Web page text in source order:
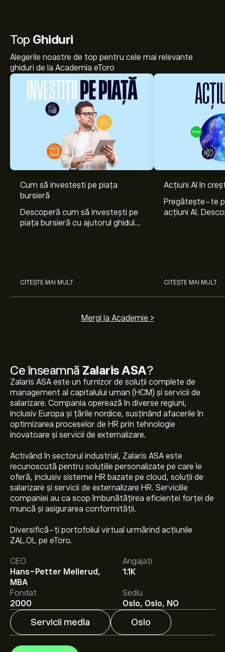
Ce înseamnă Zalaris ASA?
Zalaris ASA este un furnizor de soluții complete de
management al capitalului uman (HCM) și servicii de
salarizare. Compania operează în diverse regiuni,
inclusiv Europa și țările nordice, susținând afacerile în
optimizarea proceselor de HR prin tehnologie
inovatoare și servicii de externalizare.
Activând în sectorul industrial, Zalaris ASA este
recunoscută pentru soluțiile personalizate pe care le
oferă, inclusiv sisteme HR bazate pe cloud, soluții de
salarizare și servicii de externalizare HR. Serviciile
companiei au ca scop îmbunătățirea eficienței forței de
muncă și asigurarea conformității.
Diversifică-ți portofoliul virtual urmărind acțiunile
ZAL.OL pe eToro.
CEO
Hans-Petter Mellerud,
MBA
Angajați
1.1K
Fondat
2000
Sediu
Oslo, Oslo, NO
Servicii media Oslo
Top Ghiduri
Alegerile noastre de top pentru cele mai relevante
ghiduri de la Academia eToro
Cum să investești pe piața
bursieră
Descoperă cum să investești pe
piața bursieră cu ajutorul ghidului
CITEȘTE MAI MULT
Acțiuni AI în
Pregătește-te
acțiuni AI.
CITEȘTE MAI MULT
Mergi la Academie >
Prețul actual al acțiunilor ZAL.OL este 98.00‎kr‎.
Prețul țintă mediu pentru acțiunile Zalaris ASA este
98.00‎kr‎.Creează-ți un cont
pe eToro pentru
previziunile analiștilor și ținte de preț.
Analiștii oferă previziuni pentru acțiunile Zalaris ASA
bazate pe tendințele pieței, rapoarte financiare și
creșterea estimată. Verifică cele mai recente previziuni